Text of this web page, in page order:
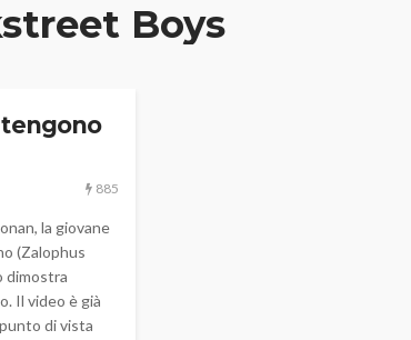
Boys
885
la giovane
(Zalophus
dimostra
Il video è già
di vista